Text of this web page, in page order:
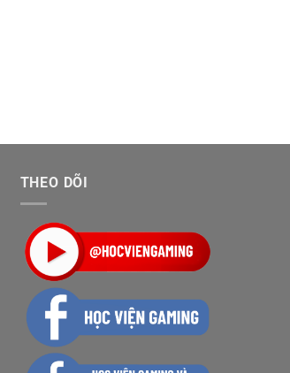
THEO DÕI